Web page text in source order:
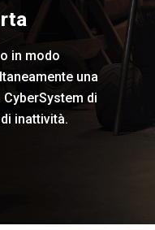
in modo
una
di
inattività.